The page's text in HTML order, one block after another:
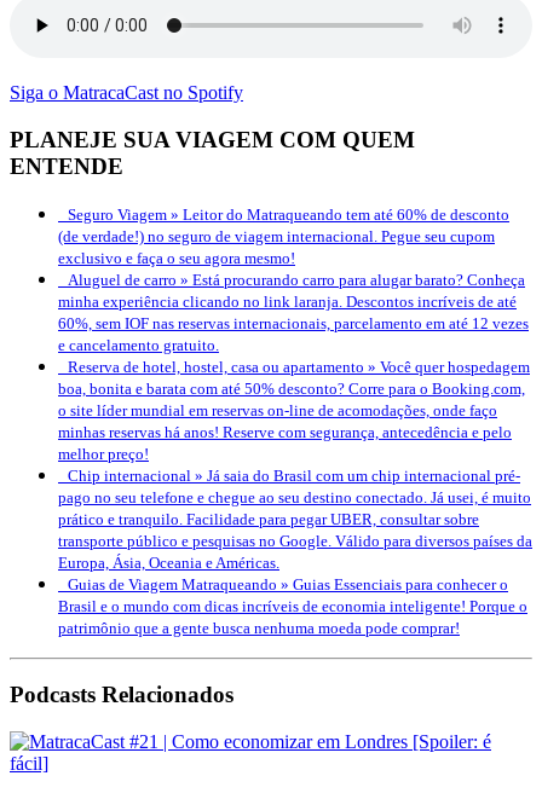
Siga o MatracaCast no Spotify
PLANEJE SUA VIAGEM COM QUEM
ENTENDE
Seguro Viagem » Leitor do Matraqueando tem até 60% de desconto
(de verdade!) no seguro de viagem internacional. Pegue seu cupom
exclusivo e faça o seu agora mesmo!
Aluguel de carro » Está procurando carro para alugar barato? Conheça
minha experiência clicando no link laranja. Descontos incríveis de até
60%, sem IOF nas reservas internacionais, parcelamento em até 12 vezes
e cancelamento gratuito.
Reserva de hotel, hostel, casa ou apartamento » Você quer hospedagem
boa, bonita e barata com até 50% desconto? Corre para o Booking.com,
o site líder mundial em reservas on-line de acomodações, onde faço
minhas reservas há anos! Reserve com segurança, antecedência e pelo
melhor preço!
Chip internacional » Já saia do Brasil com um chip internacional pré-
pago no seu telefone e chegue ao seu destino conectado. Já usei, é muito
prático e tranquilo. Facilidade para pegar UBER, consultar sobre
transporte público e pesquisas no Google. Válido para diversos países da
Europa, Ásia, Oceania e Américas.
Guias de Viagem Matraqueando » Guias Essenciais para conhecer o
Brasil e o mundo com dicas incríveis de economia inteligente! Porque o
patrimônio que a gente busca nenhuma moeda pode comprar!
Podcasts Relacionados